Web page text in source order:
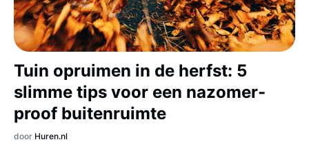
Tuin opruimen in de herfst: 5
slimme tips voor een nazomer-
proof buitenruimte
door Huren.nl